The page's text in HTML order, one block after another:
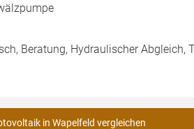
Beratung, Hydraulischer Abgleich,
in Wapelfeld vergleichen